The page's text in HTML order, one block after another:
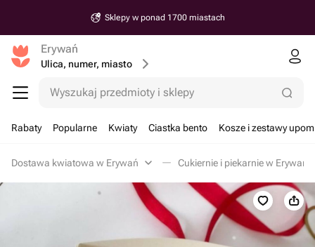
Sklepy w ponad 1700 miastach
Erywań
Ulica, numer, miasto
Wyszukaj przedmioty i sklepy
Rabaty Popularne Kwiaty Ciastka bento Kosze i zestawy
Dostawa kwiatowa w Erywań Cukiernie i piekarnie w Erywań